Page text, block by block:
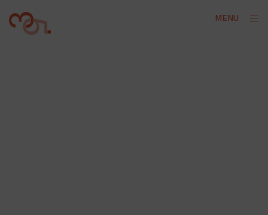
content
MENU